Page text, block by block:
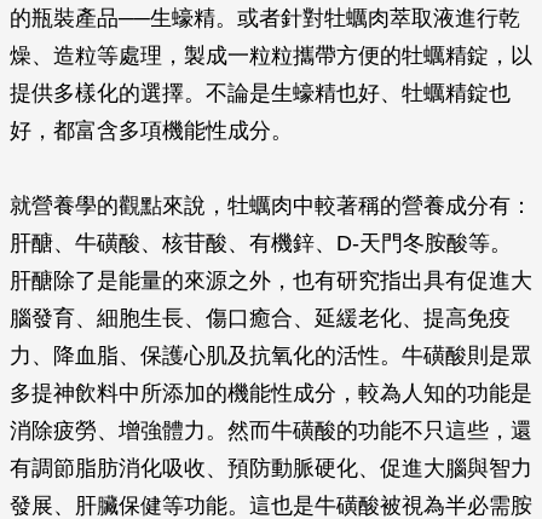
的瓶裝產品──生蠔精。或者針對牡蠣肉萃取液進行乾
燥、造粒等處理，製成一粒粒攜帶方便的牡蠣精錠，以
提供多樣化的選擇。不論是生蠔精也好、牡蠣精錠也
好，都富含多項機能性成分。
就營養學的觀點來說，牡蠣肉中較著稱的營養成分有：
肝醣、牛磺酸、核苷酸、有機鋅、D-天門冬胺酸等。
肝醣除了是能量的來源之外，也有研究指出具有促進大
腦發育、細胞生長、傷口癒合、延緩老化、提高免疫
力、降血脂、保護心肌及抗氧化的活性。牛磺酸則是眾
多提神飲料中所添加的機能性成分，較為人知的功能是
消除疲勞、增強體力。然而牛磺酸的功能不只這些，還
有調節脂肪消化吸收、預防動脈硬化、促進大腦與智力
發展、肝臟保健等功能。這也是牛磺酸被視為半必需胺